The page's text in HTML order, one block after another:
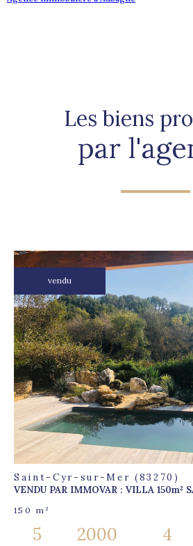
Les biens
par
vendu
voir le
bien
Saint-Cyr-sur-Mer (83270)
VENDU PAR IMMOVAR : VILLA 150m²
150 m²
5 2000 4